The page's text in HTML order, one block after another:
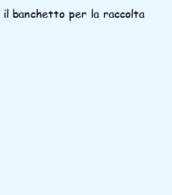
banchetto per la raccolta